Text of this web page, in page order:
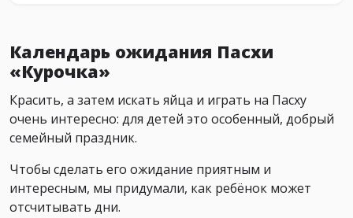
Календарь ожидания Пасхи
«Курочка»
Красить, а затем искать яйца и играть на Пасху
очень интересно: для детей это особенный, добрый
семейный праздник.
Чтобы сделать его ожидание приятным и
интересным, мы придумали, как ребёнок может
отсчитывать дни.